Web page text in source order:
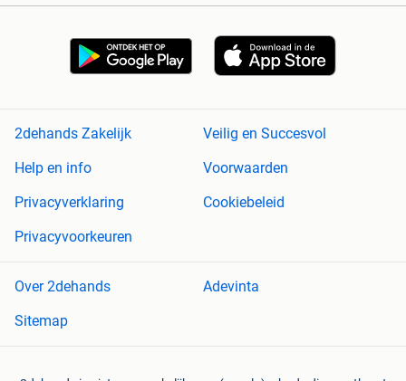
2dehands Zakelijk
Veilig en Succesvol
Help en info
Voorwaarden
Privacyverklaring
Cookiebeleid
Privacyvoorkeuren
Over 2dehands
Adevinta
Sitemap